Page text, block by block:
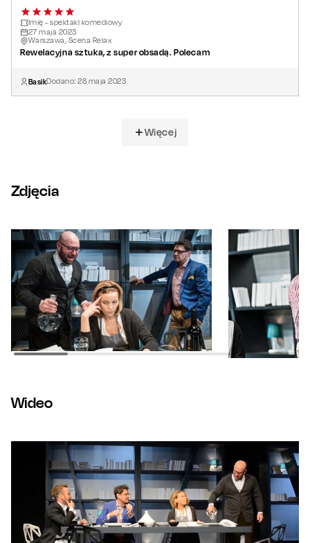
Imię - spektakl komediowy
27 maja 2023
Warszawa, Scena Relax
Rewelacyjna sztuka, z super obsadą. Polecam
BasikDodano:28 maja 2023
Więcej
Zdjęcia
Wideo